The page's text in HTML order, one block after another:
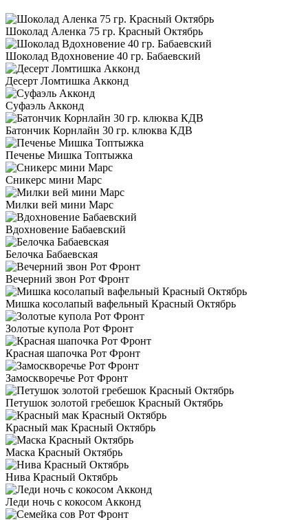
Шоколад Аленка 75 гр. Красный Октябрь
Шоколад Вдохновение 40 гр. Бабаевский
Десерт Ломтишка Акконд
Суфаэль Акконд
Батончик Корнлайн 30 гр. клюква КДВ
Печенье Мишка Топтыжка
Сникерс мини Марс
Милки вей мини Марс
Вдохновение Бабаевский
Белочка Бабаевская
Вечерний звон Рот Фронт
Мишка косолапый вафельный Красный Октябрь
Золотые купола Рот Фронт
Красная шапочка Рот Фронт
Замоскворечье Рот Фронт
Петушок золотой гребешок Красный Октябрь
Красный мак Красный Октябрь
Маска Красный Октябрь
Нива Красный Октябрь
Леди ночь с кокосом Акконд